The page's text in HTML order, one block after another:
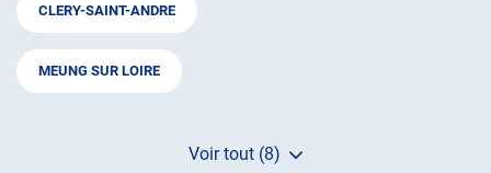
CLERY-SAINT-ANDRE
MEUNG SUR LOIRE
Voir tout (8)
de